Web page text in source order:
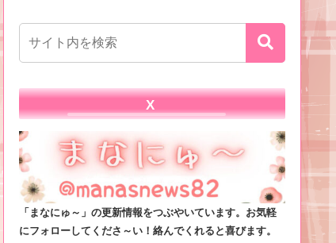
X
「まなにゅ～」の更新情報をつぶやいています。お気軽
にフォローしてくださ～い！絡んでくれると喜びます。